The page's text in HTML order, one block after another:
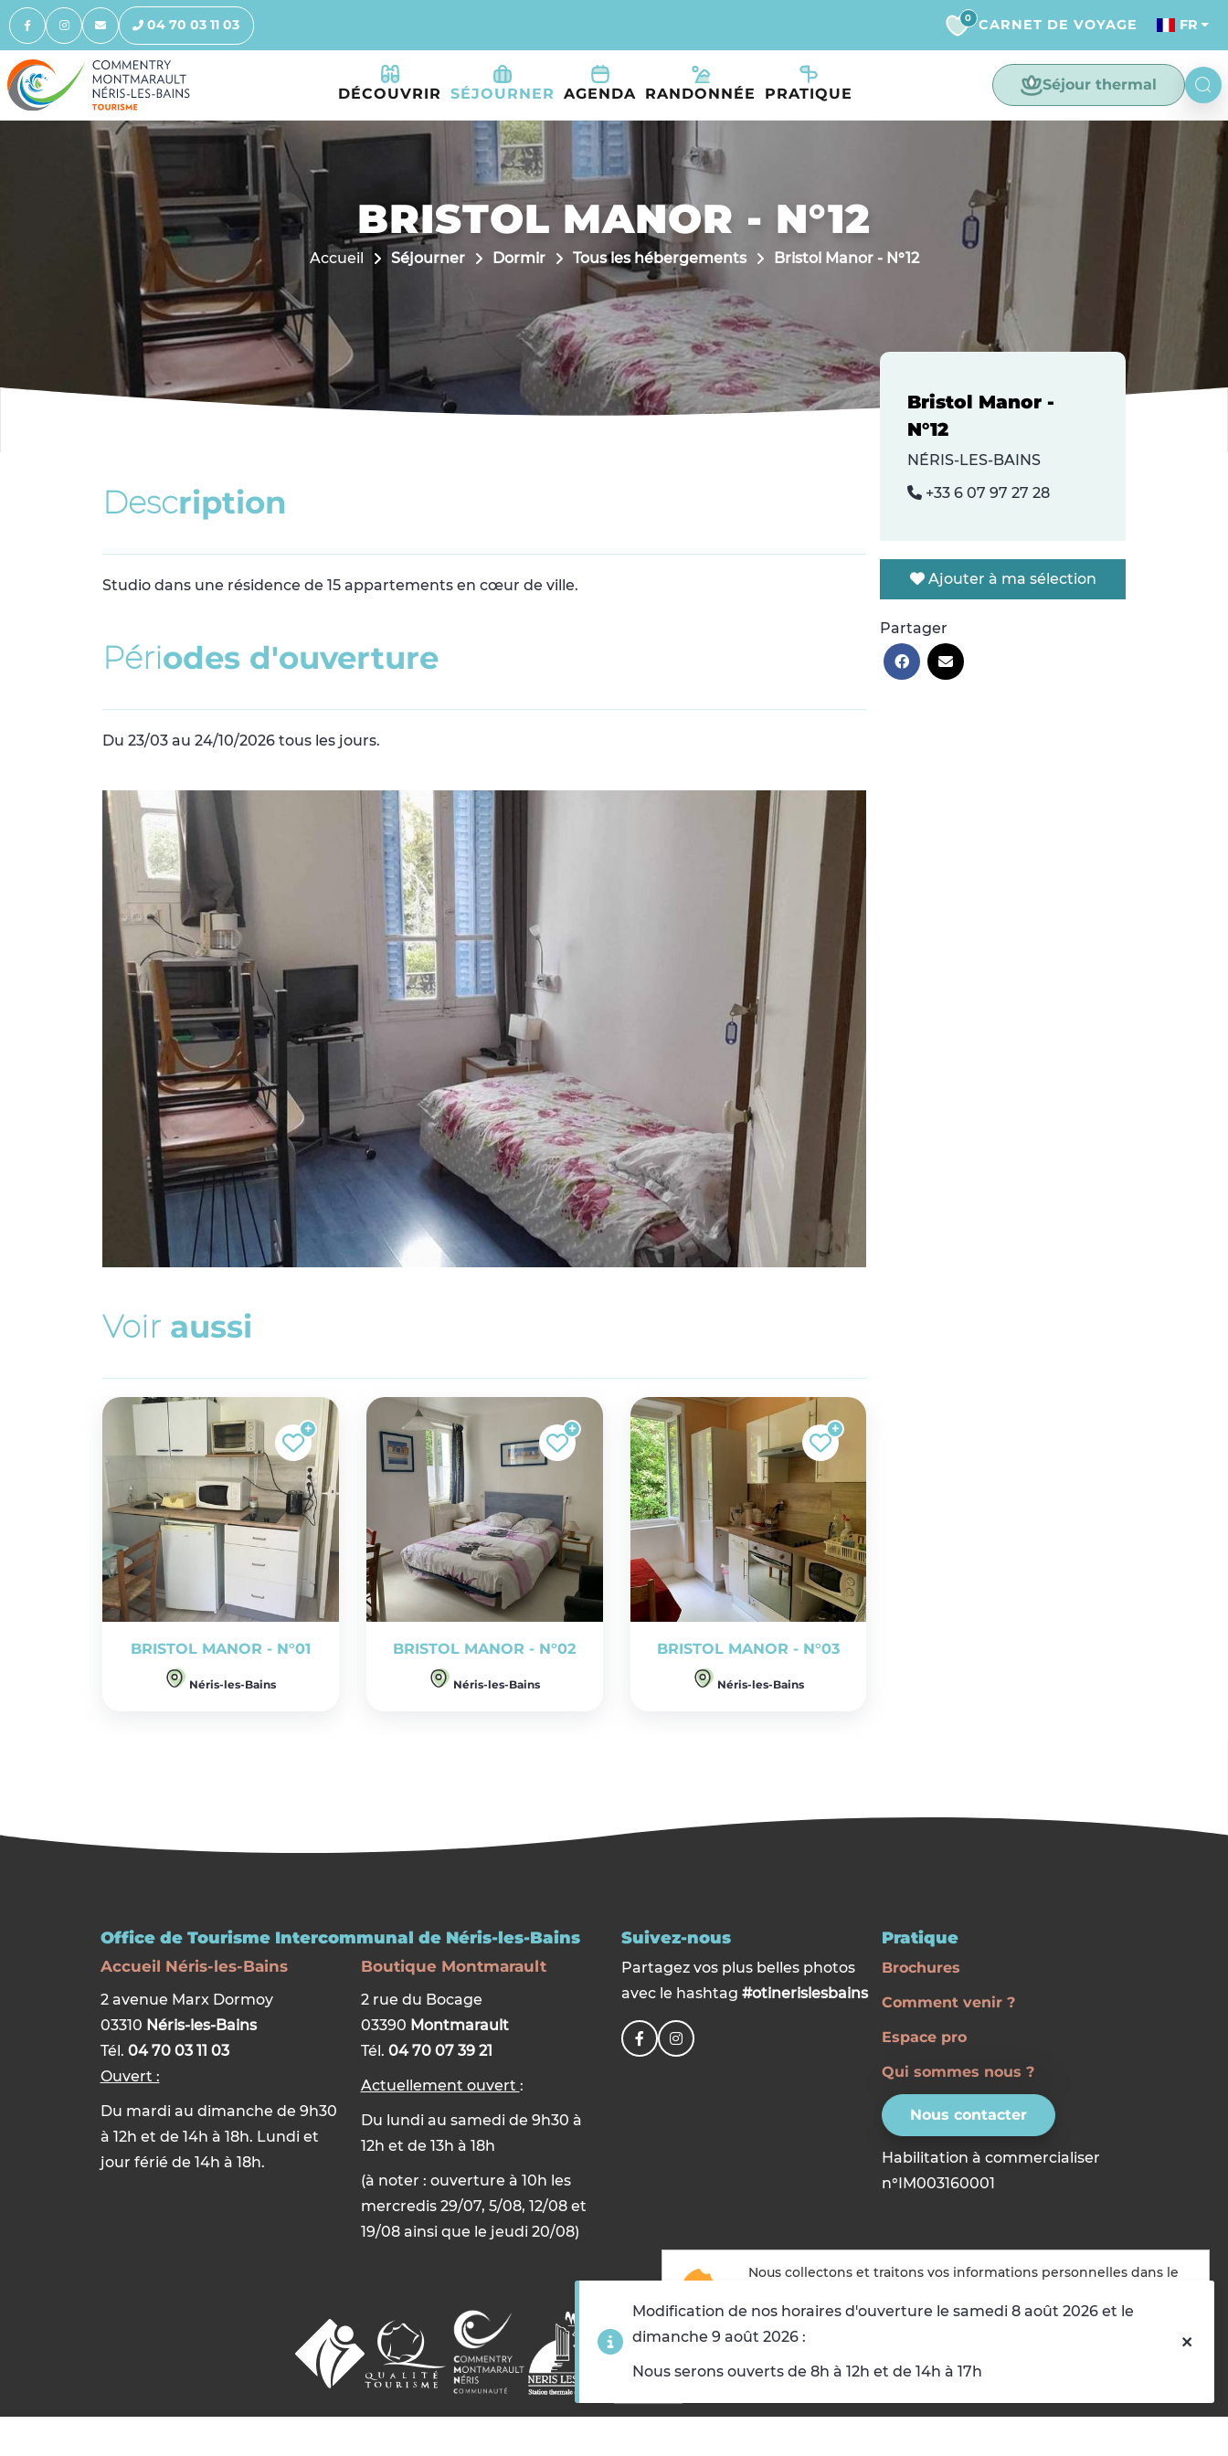
04 70 03 11 03 0 CARNET DE VOYAGE FR
DÉCOUVRIR SÉJOURNER AGENDA RANDONNÉE PRATIQUE
Séjour thermal
BRISTOL MANOR - N°12
Accueil Séjourner Dormir Tous les hébergements Bristol Manor - N°12
Description
Studio dans une résidence de 15 appartements en cœur de ville.
Périodes d'ouverture
Du 23/03 au 24/10/2026 tous les jours.
Voir aussi
BRISTOL MANOR - N°01
Néris-les-Bains
BRISTOL MANOR - N°02
Néris-les-Bains
BRISTOL MANOR - N°03
Néris-les-Bains
Bristol Manor -
N°12
NÉRIS-LES-BAINS
+33 6 07 97 27 28
Ajouter à ma sélection
Partager
Office de Tourisme Intercommunal de Néris-les-Bains
Accueil Néris-les-Bains
2 avenue Marx Dormoy
03310 Néris-les-Bains
Tél. 04 70 03 11 03
Ouvert :
Du mardi au dimanche de 9h30
à 12h et de 14h à 18h. Lundi et
jour férié de 14h à 18h.
Boutique Montmarault
2 rue du Bocage
03390 Montmarault
Tél. 04 70 07 39 21
Actuellement ouvert :
Du lundi au samedi de 9h30 à
12h et de 13h à 18h
(à noter : ouverture à 10h les
mercredis 29/07, 5/08, 12/08 et
19/08 ainsi que le jeudi 20/08)
Suivez-nous
Partagez vos plus belles photos
avec le hashtag #otinerislesbains
Pratique
Brochures
Comment venir ?
Espace pro
Qui sommes nous ?
Nous contacter
Habilitation à commercialiser
n°IM003160001
Modification de nos horaires d'ouverture le samedi 8 août 2026 et le
dimanche 9 août 2026 :
Nous serons ouverts de 8h à 12h et de 14h à 17h
Nous collectons et traitons vos informations personnelles dans le
Accepter Refuser Choisir les cookies que j'accepte